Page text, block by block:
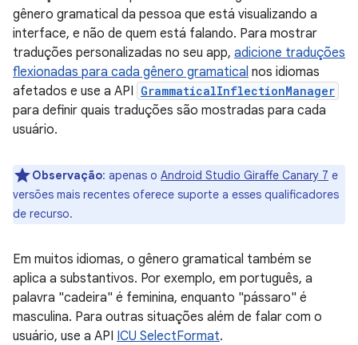
gênero gramatical da pessoa que está visualizando a
interface, e não de quem está falando. Para mostrar
traduções personalizadas no seu app, adicione traduções
flexionadas para cada gênero gramatical nos idiomas
afetados e use a API GrammaticalInflectionManager
para definir quais traduções são mostradas para cada
usuário.
Observação: apenas o Android Studio Giraffe Canary 7 e
versões mais recentes oferece suporte a esses qualificadores
de recurso.
Em muitos idiomas, o gênero gramatical também se
aplica a substantivos. Por exemplo, em português, a
palavra "cadeira" é feminina, enquanto "pássaro" é
masculina. Para outras situações além de falar com o
usuário, use a API ICU SelectFormat.